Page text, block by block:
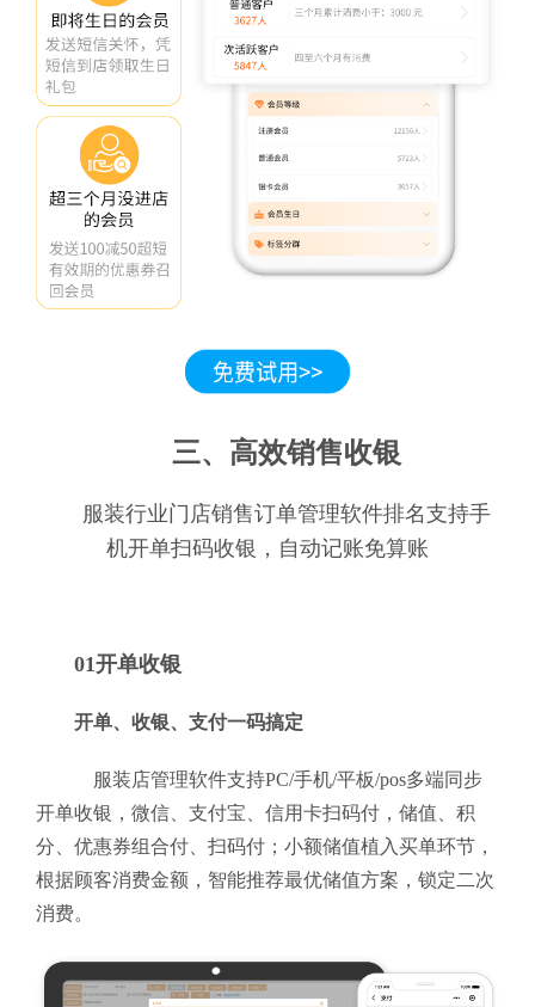
三、高效销售收银
服装行业门店销售订单管理软件排名支持手
机开单扫码收银，自动记账免算账
01开单收银
开单、收银、支付一码搞定
服装店管理软件支持PC/手机/平板/pos多端同步
开单收银，微信、支付宝、信用卡扫码付，储值、积
分、优惠券组合付、扫码付；小额储值植入买单环节，
根据顾客消费金额，智能推荐最优储值方案，锁定二次
消费。